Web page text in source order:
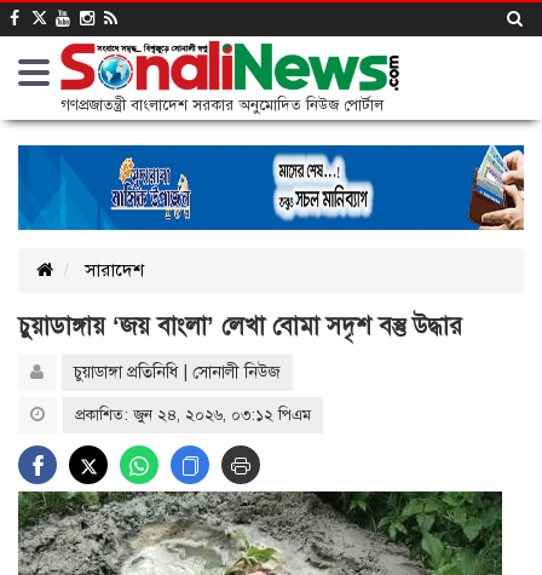
গণপ্রজাতন্ত্রী বাংলাদেশ সরকার অনুমোদিত নিউজ পোর্টাল
সারাদেশ
চুয়াডাঙ্গায় ‘জয় বাংলা’ লেখা বোমা সদৃশ বস্তু উদ্ধার
চুয়াডাঙ্গা প্র‌তি‌নি‌ধি | সোনালী নিউজ
প্রকাশিত: জুন ২৪, ২০২৬, ০৩:১২ পিএম